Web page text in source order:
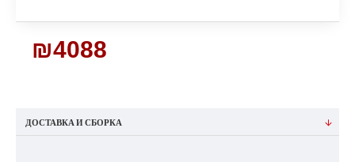
₪4088
ДОСТАВКА И СБОРКА